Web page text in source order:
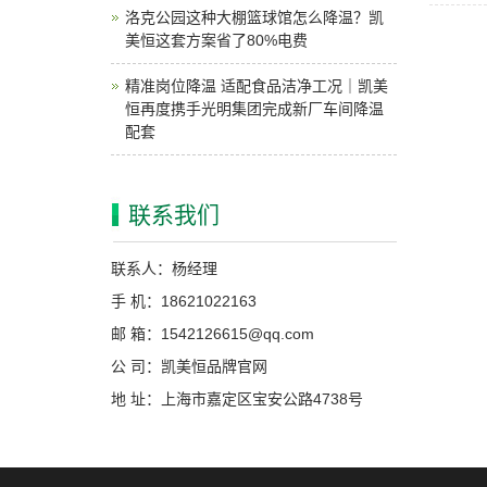
洛克公园这种大棚篮球馆怎么降温？凯
美恒这套方案省了80%电费
精准岗位降温 适配食品洁净工况｜凯美
恒再度携手光明集团完成新厂车间降温
配套
联系我们
联系人：杨经理
手 机：18621022163
邮 箱：1542126615@qq.com
公 司：凯美恒品牌官网
地 址：上海市嘉定区宝安公路4738号